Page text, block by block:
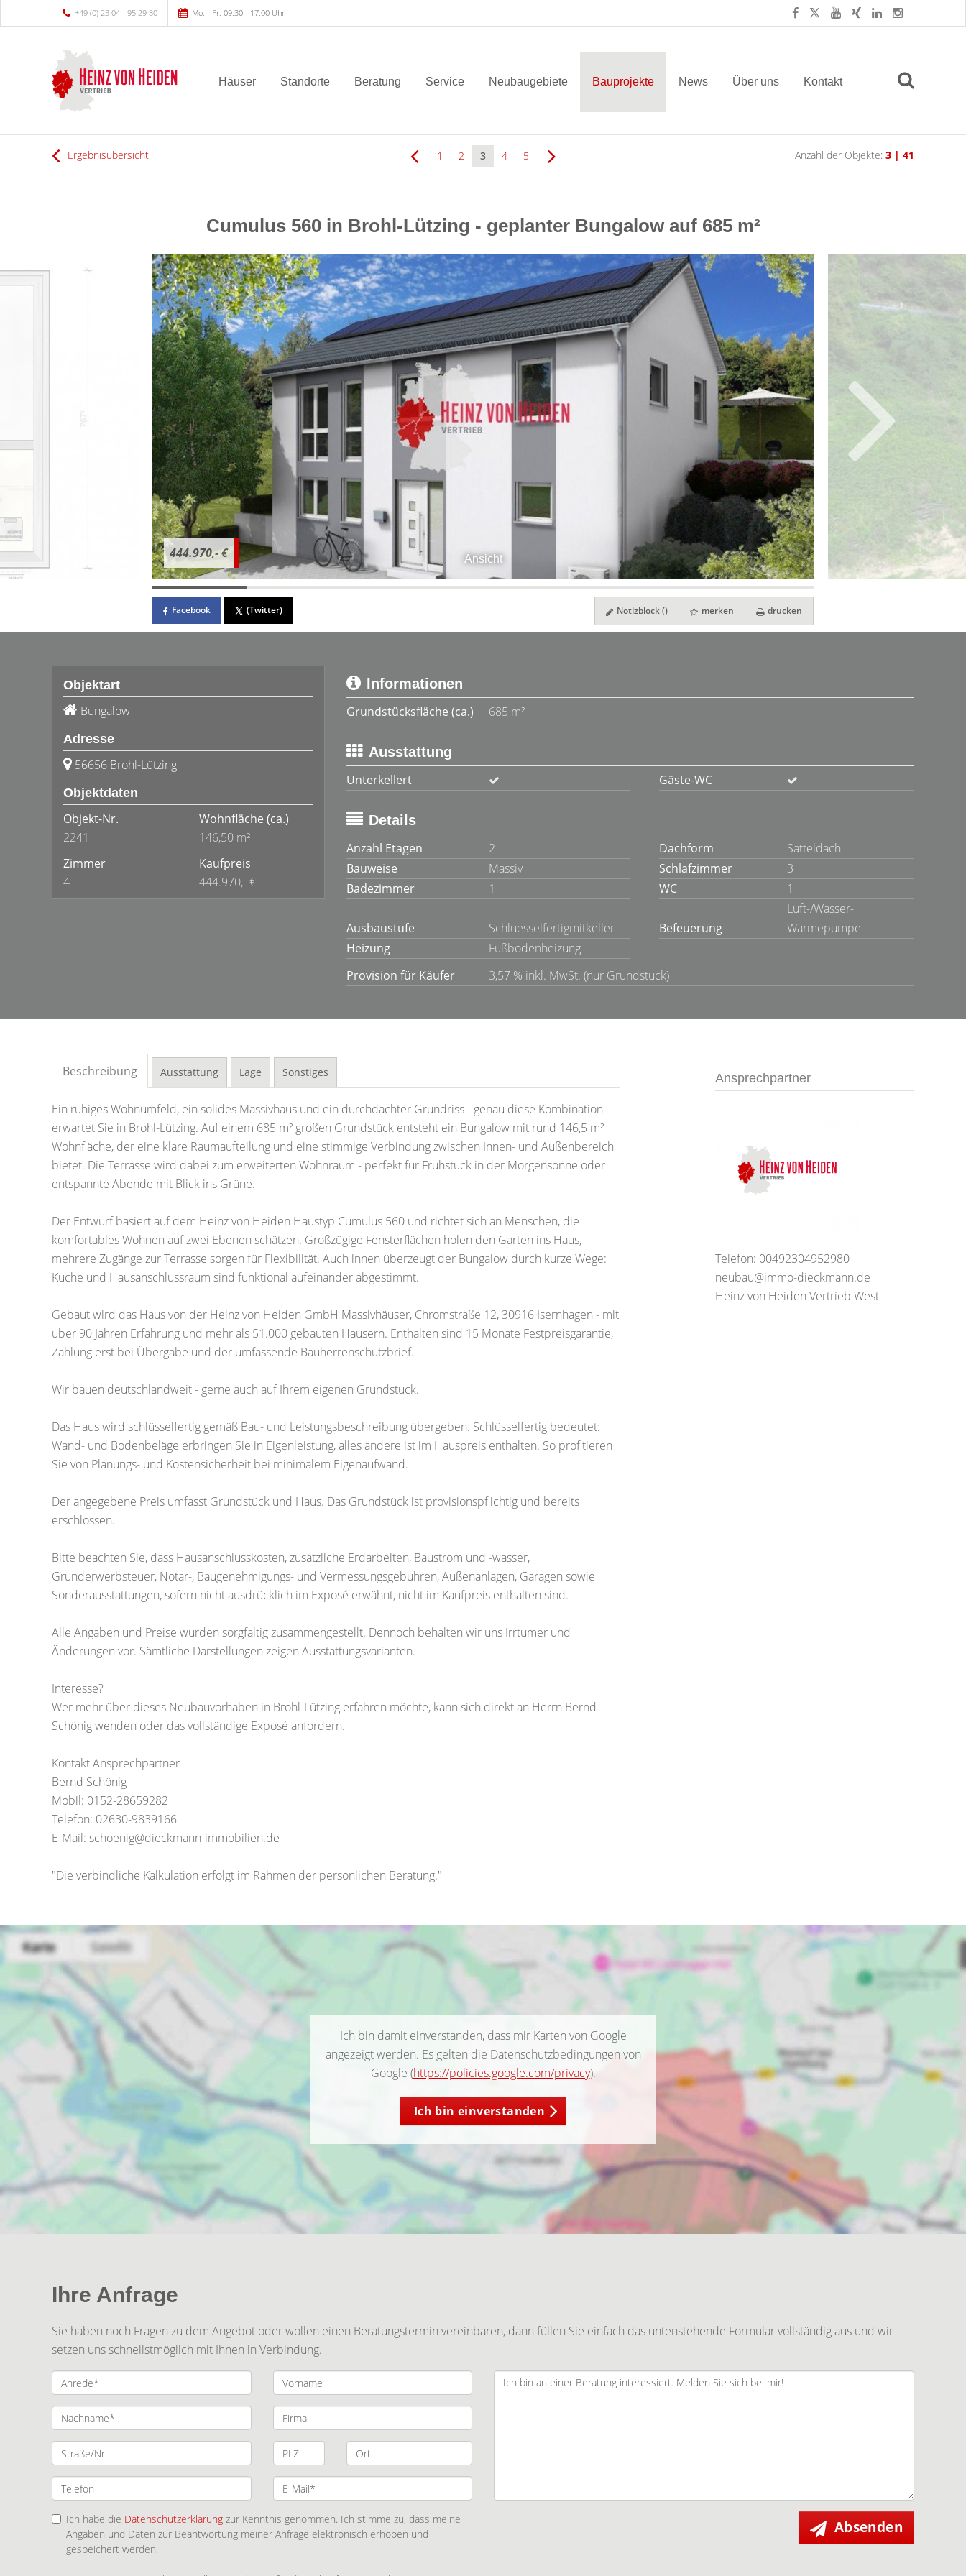
+49 (0) 23 04 - 95 29 80 Mo. - Fr. 09.30 - 17.00 Uhr
Häuser Standorte Beratung Service Neubaugebiete Bauprojekte News Über uns Kontakt
Ergebnisübersicht 1 2 3 4 5 Anzahl der Objekte: 3 | 41
Cumulus 560 in Brohl-Lützing - geplanter Bungalow auf 685 m²
Ansicht
444.970,- €
Facebook (Twitter) Notizblock () merken drucken
Objektart
Bungalow
Adresse
56656 Brohl-Lützing
Objektdaten
Objekt-Nr.
2241
Wohnfläche (ca.)
146,50 m²
Zimmer
4
Kaufpreis
444.970,- €
Informationen
Grundstücksfläche (ca.)
685 m²
Ausstattung
Unterkellert
Gäste-WC
Details
Anzahl Etagen
2 Dachform
Satteldach
Bauweise
Massiv Schlafzimmer
3
Badezimmer
1 WC 1
Ausbaustufe Schluesselfertigmitkeller Befeuerung
Luft-/Wasser-
Wärmepumpe
Heizung
Fußbodenheizung
Provision für Käufer
3,57 % inkl. MwSt. (nur Grundstück)
Beschreibung Ausstattung Lage Sonstiges
Ein ruhiges Wohnumfeld, ein solides Massivhaus und ein durchdachter Grundriss - genau diese Kombination
erwartet Sie in Brohl-Lützing. Auf einem 685 m² großen Grundstück entsteht ein Bungalow mit rund 146,5 m²
Wohnfläche, der eine klare Raumaufteilung und eine stimmige Verbindung zwischen Innen- und Außenbereich
bietet. Die Terrasse wird dabei zum erweiterten Wohnraum - perfekt für Frühstück in der Morgensonne oder
entspannte Abende mit Blick ins Grüne.
Der Entwurf basiert auf dem Heinz von Heiden Haustyp Cumulus 560 und richtet sich an Menschen, die
komfortables Wohnen auf zwei Ebenen schätzen. Großzügige Fensterflächen holen den Garten ins Haus,
mehrere Zugänge zur Terrasse sorgen für Flexibilität. Auch innen überzeugt der Bungalow durch kurze Wege:
Küche und Hausanschlussraum sind funktional aufeinander abgestimmt.
Gebaut wird das Haus von der Heinz von Heiden GmbH Massivhäuser, Chromstraße 12, 30916 Isernhagen - mit
über 90 Jahren Erfahrung und mehr als 51.000 gebauten Häusern. Enthalten sind 15 Monate Festpreisgarantie,
Zahlung erst bei Übergabe und der umfassende Bauherrenschutzbrief.
Wir bauen deutschlandweit - gerne auch auf Ihrem eigenen Grundstück.
Das Haus wird schlüsselfertig gemäß Bau- und Leistungsbeschreibung übergeben. Schlüsselfertig bedeutet:
Wand- und Bodenbeläge erbringen Sie in Eigenleistung, alles andere ist im Hauspreis enthalten. So profitieren
Sie von Planungs- und Kostensicherheit bei minimalem Eigenaufwand.
Der angegebene Preis umfasst Grundstück und Haus. Das Grundstück ist provisionspflichtig und bereits
erschlossen.
Bitte beachten Sie, dass Hausanschlusskosten, zusätzliche Erdarbeiten, Baustrom und -wasser,
Grunderwerbsteuer, Notar-, Baugenehmigungs- und Vermessungsgebühren, Außenanlagen, Garagen sowie
Sonderausstattungen, sofern nicht ausdrücklich im Exposé erwähnt, nicht im Kaufpreis enthalten sind.
Alle Angaben und Preise wurden sorgfältig zusammengestellt. Dennoch behalten wir uns Irrtümer und
Änderungen vor. Sämtliche Darstellungen zeigen Ausstattungsvarianten.
Interesse?
Wer mehr über dieses Neubauvorhaben in Brohl-Lützing erfahren möchte, kann sich direkt an Herrn Bernd
Schönig wenden oder das vollständige Exposé anfordern.
Kontakt Ansprechpartner
Bernd Schönig
Mobil: 0152-28659282
Telefon: 02630-9839166
E-Mail: schoenig@dieckmann-immobilien.de
"Die verbindliche Kalkulation erfolgt im Rahmen der persönlichen Beratung."
Ansprechpartner
Telefon: 00492304952980
neubau@immo-dieckmann.de
Heinz von Heiden Vertrieb West
Ich bin damit einverstanden, dass mir Karten von Google
angezeigt werden. Es gelten die Datenschutzbedingungen von
Google (https://policies.google.com/privacy).
Ich bin einverstanden
Ihre Anfrage
Sie haben noch Fragen zu dem Angebot oder wollen einen Beratungstermin vereinbaren, dann füllen Sie einfach das untenstehende Formular vollständig aus und wir
setzen uns schnellstmöglich mit Ihnen in Verbindung.
Ich habe die Datenschutzerklärung zur Kenntnis genommen. Ich stimme zu, dass meine
Angaben und Daten zur Beantwortung meiner Anfrage elektronisch erhoben und
gespeichert werden.
Absenden